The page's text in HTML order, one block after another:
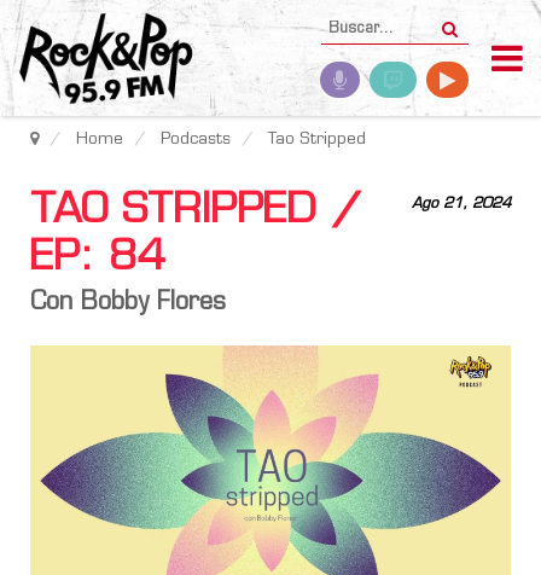
Home Podcasts Tao Stripped
Ago 21, 2024
TAO STRIPPED /
EP: 84
Con Bobby Flores